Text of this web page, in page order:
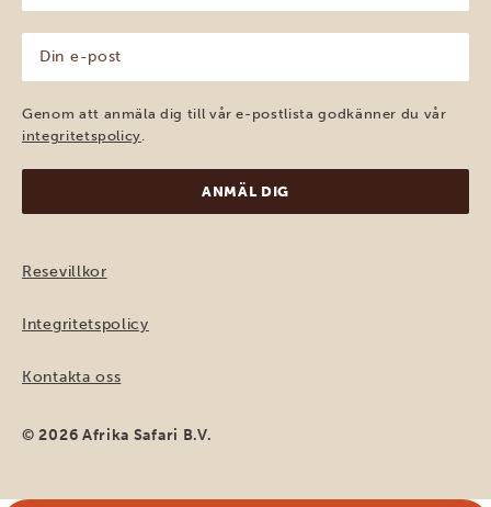
(Obligatoriskt)
post
(Obligatoriskt)
Genom att anmäla dig till vår e-postlista godkänner du vår
integritetspolicy.
Resevillkor
Integritetspolicy
Kontakta oss
© 2026 Afrika Safari B.V.